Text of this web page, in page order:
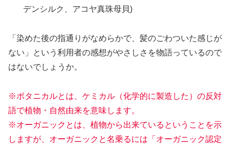
デンシルク、アコヤ真珠母貝)
「染めた後の指通りがなめらかで、髪のごわついた感じが
ない」という利用者の感想がやさしさを物語っているので
はないでしょうか。
※ボタニカルとは、ケミカル（化学的に製造した）の反対
語で植物・自然由来を意味します。
※オーガニックとは、植物から出来ているということを示
しますが、オーガニックと名乗るには「オーガニック認定